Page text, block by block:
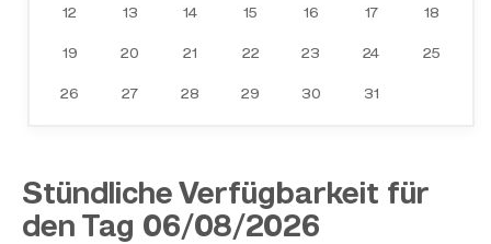
12 13 14 15 16 17 18
19 20 21 22 23 24 25
26 27 28 29 30 31
Stündliche Verfügbarkeit für
den Tag 06/08/2026